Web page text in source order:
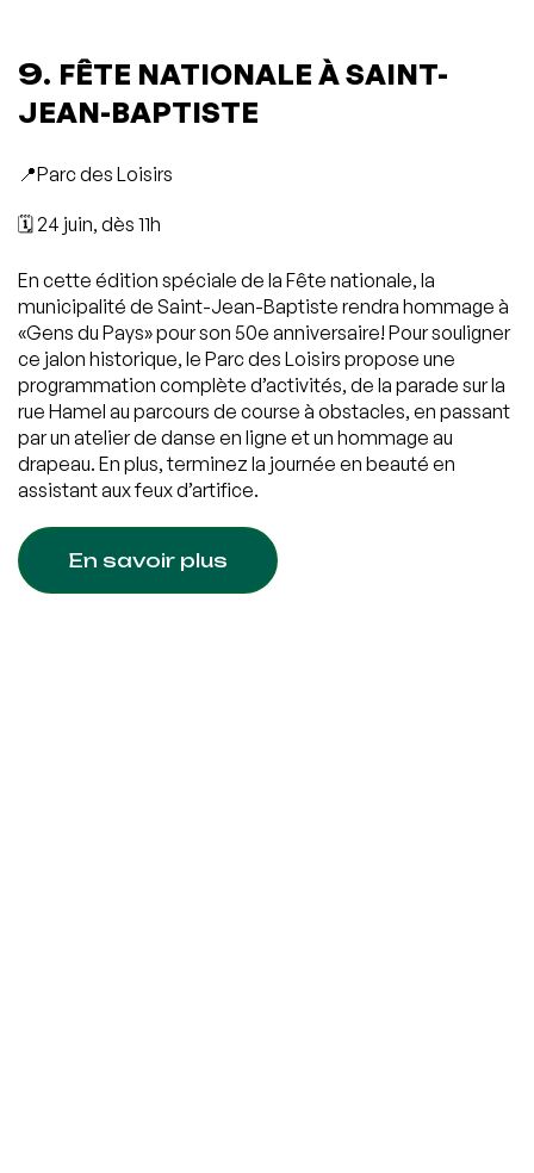
9. FÊTE NATIONALE À SAINT-
JEAN-BAPTISTE
📍Parc des Loisirs
🗓️ 24 juin, dès 11h
En cette édition spéciale de la Fête nationale, la
municipalité de Saint-Jean-Baptiste rendra hommage à
«Gens du Pays» pour son 50e anniversaire! Pour souligner
ce jalon historique, le Parc des Loisirs propose une
programmation complète d’activités, de la parade sur la
rue Hamel au parcours de course à obstacles, en passant
par un atelier de danse en ligne et un hommage au
drapeau. En plus, terminez la journée en beauté en
assistant aux feux d’artifice.
En savoir plus